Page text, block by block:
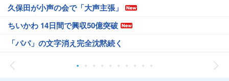
久保田が小声の会で「大声主張」
ちいかわ 14日間で興収50億突破
「パパ」の文字消え完全沈黙続く